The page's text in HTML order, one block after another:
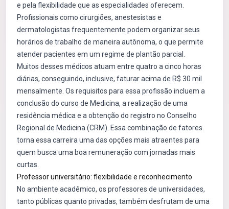
e pela flexibilidade que as especialidades oferecem.
Profissionais como cirurgiões, anestesistas e
dermatologistas frequentemente podem organizar seus
horários de trabalho de maneira autônoma, o que permite
atender pacientes em um regime de plantão parcial.
Muitos desses médicos atuam entre quatro a cinco horas
diárias, conseguindo, inclusive, faturar acima de R$ 30 mil
mensalmente. Os requisitos para essa profissão incluem a
conclusão do curso de Medicina, a realização de uma
residência médica e a obtenção do registro no Conselho
Regional de Medicina (CRM). Essa combinação de fatores
torna essa carreira uma das opções mais atraentes para
quem busca uma boa remuneração com jornadas mais
curtas.
Professor universitário: flexibilidade e reconhecimento
No ambiente acadêmico, os professores de universidades,
tanto públicas quanto privadas, também desfrutam de uma